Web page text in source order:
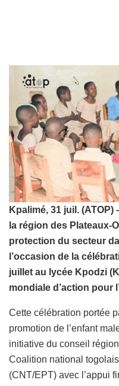
Kpalimé, 31 juil.
la région des Plateaux-
protection du secteur
l’occasion de la
juillet au lycée Kpodzi
mondiale d’action pour
Cette célébration portée
promotion de l’enfant
initiative du conseil
Coalition national
(CNT/EPT) avec l’appui